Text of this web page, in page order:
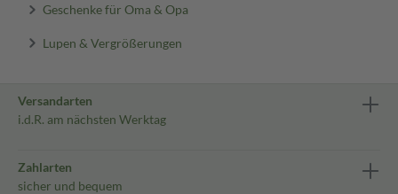
Geschenke für Oma & Opa
Lupen & Vergrößerungen
Versandarten
i.d.R. am nächsten Werktag
Zahlarten
sicher und bequem